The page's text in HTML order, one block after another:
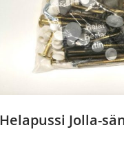
Helapussi Jolla-